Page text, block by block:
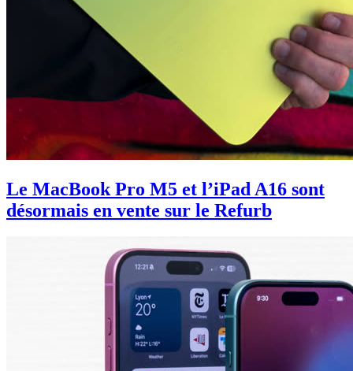
Le MacBook Pro M5 et l’iPad A16 sont
désormais en vente sur le Refurb